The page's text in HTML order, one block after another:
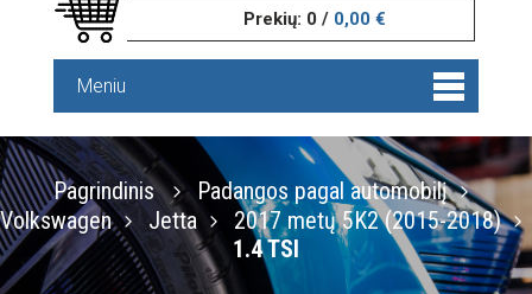
Prekių: 0 / 0,00 €
Meniu
Pagrindinis
Padangos pagal automobilį
Volkswagen
Jetta
2017 metų 5K2 (2015-2018)
1.4 TSI